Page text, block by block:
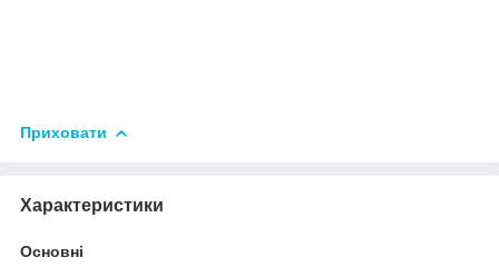
Приховати
Характеристики
Основні